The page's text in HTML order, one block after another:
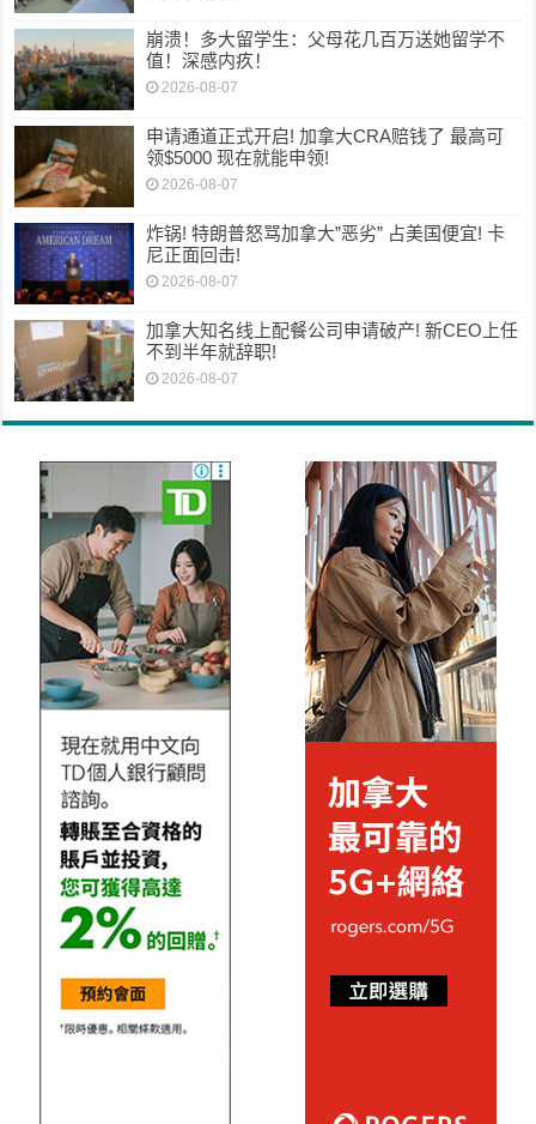
崩溃！多大留学生：父母花几百万送她留学不
值！深感内疚！
2026-08-07
申请通道正式开启! 加拿大CRA赔钱了 最高可
领$5000 现在就能申领!
2026-08-07
炸锅! 特朗普怒骂加拿大”恶劣” 占美国便宜! 卡
尼正面回击!
2026-08-07
加拿大知名线上配餐公司申请破产! 新CEO上任
不到半年就辞职!
2026-08-07